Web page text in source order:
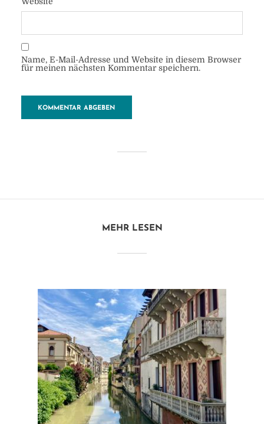
vonHeide 6. November 2017
1 Minuten zu lesen
Name, E-Mail-Adresse und Website in diesem Browser
für meinen nächsten Kommentar speichern.
MEHR LESEN